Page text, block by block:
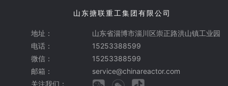
山东搪联重工集团有限公司
地址：
山东省淄博市淄川区崇正路洪山镇工业园
电话：
15253388599
微信：
15253388599
邮箱：
service@chinareactor.com
关注我们：